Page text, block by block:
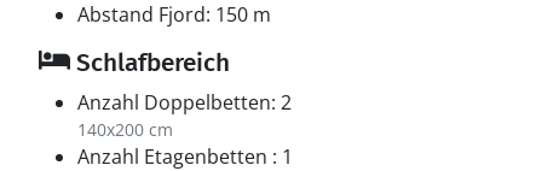
Abstand Fjord: 150 m
Schlafbereich
Anzahl Doppelbetten: 2
140x200 cm
Anzahl Etagenbetten : 1